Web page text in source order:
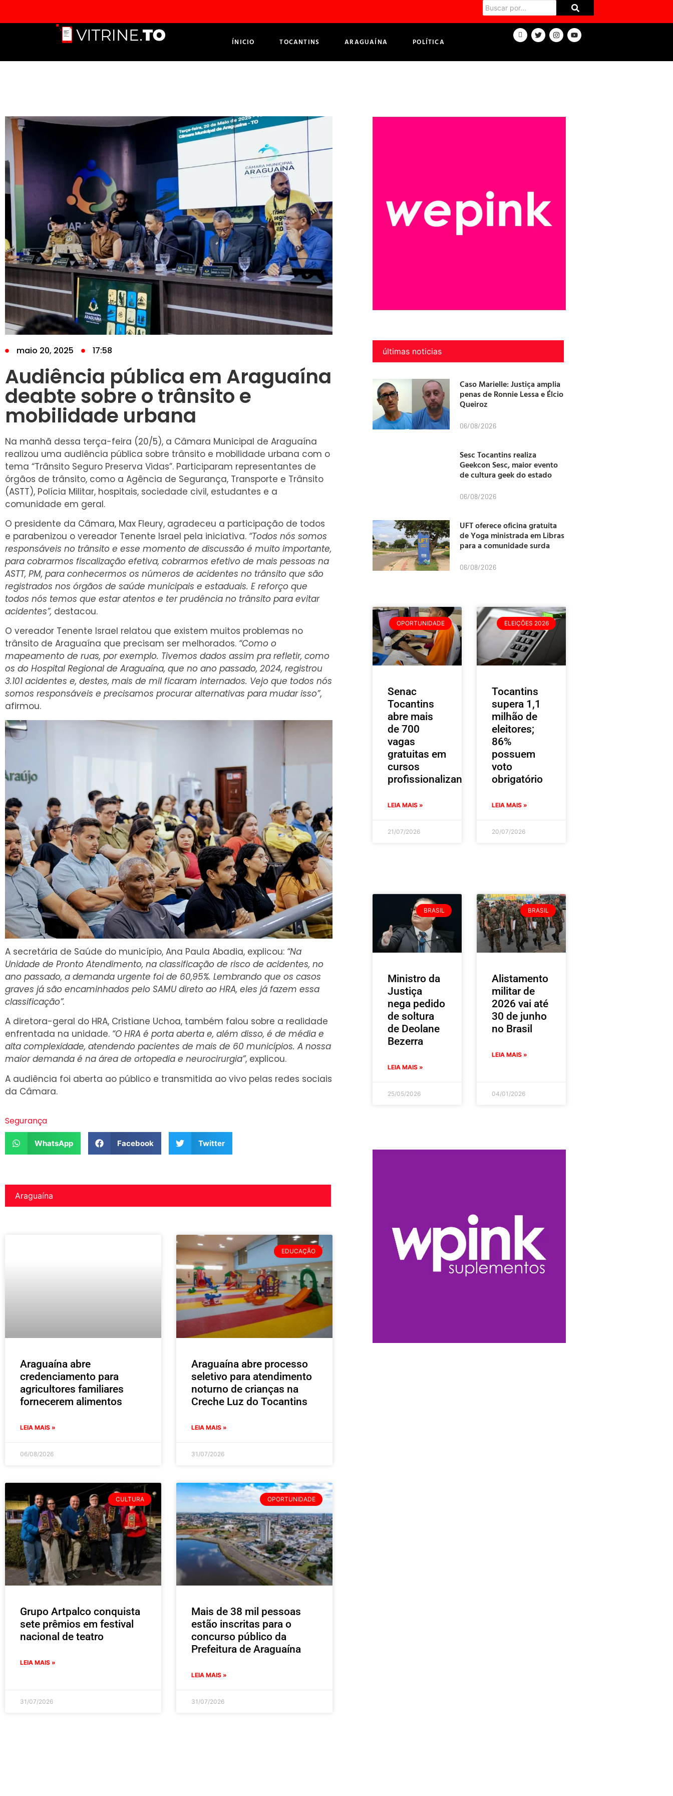
ÍNICIO TOCANTINS ARAGUAÍNA POLÍTICA
maio 20, 2025 17:58
Audiência pública em Araguaína
deabte sobre o trânsito e
mobilidade urbana
Na manhã dessa terça-feira (20/5), a Câmara Municipal de Araguaína
realizou uma audiência pública sobre trânsito e mobilidade urbana com o
tema “Trânsito Seguro Preserva Vidas”. Participaram representantes de
órgãos de trânsito, como a Agência de Segurança, Transporte e Trânsito
(ASTT), Polícia Militar, hospitais, sociedade civil, estudantes e a
comunidade em geral.
O presidente da Câmara, Max Fleury, agradeceu a participação de todos
e parabenizou o vereador Tenente Israel pela iniciativa. “Todos nós somos
responsáveis no trânsito e esse momento de discussão é muito importante,
para cobrarmos fiscalização efetiva, cobrarmos efetivo de mais pessoas na
ASTT, PM, para conhecermos os números de acidentes no trânsito que são
registrados nos órgãos de saúde municipais e estaduais. E reforço que
todos nós temos que estar atentos e ter prudência no trânsito para evitar
acidentes”, destacou.
O vereador Tenente Israel relatou que existem muitos problemas no
trânsito de Araguaína que precisam ser melhorados. “Como o
mapeamento de ruas, por exemplo. Tivemos dados assim pra refletir, como
os do Hospital Regional de Araguaína, que no ano passado, 2024, registrou
3.101 acidentes e, destes, mais de mil ficaram internados. Vejo que todos nós
somos responsáveis e precisamos procurar alternativas para mudar isso”,
afirmou.
A secretária de Saúde do município, Ana Paula Abadia, explicou: “Na
Unidade de Pronto Atendimento, na classificação de risco de acidentes, no
ano passado, a demanda urgente foi de 60,95%. Lembrando que os casos
graves já são encaminhados pelo SAMU direto ao HRA, eles já fazem essa
classificação”.
A diretora-geral do HRA, Cristiane Uchoa, também falou sobre a realidade
enfrentada na unidade. “O HRA é porta aberta e, além disso, é de média e
alta complexidade, atendendo pacientes de mais de 60 municípios. A nossa
maior demanda é na área de ortopedia e neurocirurgia”, explicou.
A audiência foi aberta ao público e transmitida ao vivo pelas redes sociais
da Câmara.
Segurança
WhatsApp Facebook Twitter
Araguaína
Araguaína abre
credenciamento para
agricultores familiares
fornecerem alimentos
LEIA MAIS »
06/08/2026
EDUCAÇÃO
Araguaína abre processo
seletivo para atendimento
noturno de crianças na
Creche Luz do Tocantins
LEIA MAIS »
31/07/2026
CULTURA
Grupo Artpalco conquista
sete prêmios em festival
nacional de teatro
LEIA MAIS »
31/07/2026
OPORTUNIDADE
Mais de 38 mil pessoas
estão inscritas para o
concurso público da
Prefeitura de Araguaína
LEIA MAIS »
31/07/2026
últimas noticias
Caso Marielle: Justiça amplia
penas de Ronnie Lessa e Élcio
Queiroz
06/08/2026
Sesc Tocantins realiza
Geekcon Sesc, maior evento
de cultura geek do estado
06/08/2026
UFT oferece oficina gratuita
de Yoga ministrada em Libras
para a comunidade surda
06/08/2026
OPORTUNIDADE
Senac
Tocantins
abre mais
de 700
vagas
gratuitas em
cursos
profissionalizantes
LEIA MAIS »
21/07/2026
ELEIÇÕES 2026
Tocantins
supera 1,1
milhão de
eleitores;
86%
possuem
voto
obrigatório
LEIA MAIS »
20/07/2026
BRASIL
Ministro da
Justiça
nega pedido
de soltura
de Deolane
Bezerra
LEIA MAIS »
25/05/2026
BRASIL
Alistamento
militar de
2026 vai até
30 de junho
no Brasil
LEIA MAIS »
04/01/2026